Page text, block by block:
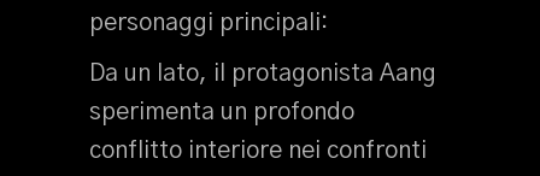
personaggi principali:
Da un lato, il protagonista Aang
sperimenta un profondo
conflitto interiore nei confronti